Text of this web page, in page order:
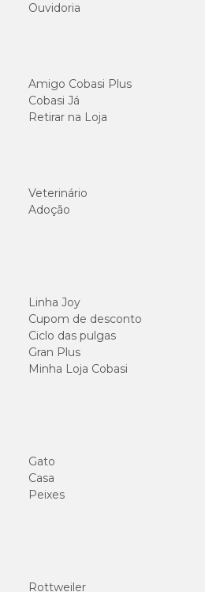
Ouvidoria
Amigo Cobasi Plus
Cobasi Já
Retirar na Loja
Veterinário
Adoção
Linha Joy
Cupom de desconto
Ciclo das pulgas
Gran Plus
Minha Loja Cobasi
Gato
Casa
Peixes
Rottweiler